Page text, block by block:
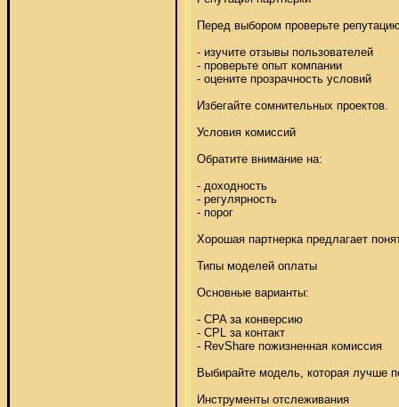
Перед выбором проверьте
- изучите отзывы пользователей
- проверьте опыт компании
- оцените прозрачность условий
Избегайте сомнительных проектов.
Условия комиссий
Обратите внимание на:
- доходность
- регулярность
- порог
Хорошая партнерка предлагает
Типы моделей оплаты
Основные варианты:
- CPA за конверсию
- CPL за контакт
- RevShare пожизненная комиссия
Выбирайте модель, которая лучше
Инструменты отслеживания